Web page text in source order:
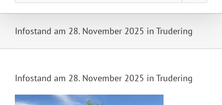
Infostand am 28. November 2025 in Trudering
Infostand am 28. November 2025 in Trudering